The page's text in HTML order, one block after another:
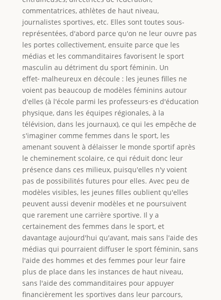
commentatrices, athlètes de haut niveau,
journalistes sportives, etc. Elles sont toutes sous-
représentées, d'abord parce qu'on ne leur ouvre pas
les portes collectivement, ensuite parce que les
médias et les commanditaires favorisent le sport
masculin au détriment du sport féminin. Un
effet malheureux en découle : les jeunes filles ne
voient pas beaucoup de modèles féminins autour
d'elles (à l'école parmi les professeurs·es d'éducation
physique, dans les équipes régionales, à la
télévision, dans les journaux), ce qui les empêche de
s'imaginer comme femmes dans le sport, les
amenant souvent à délaisser le monde sportif après
le cheminement scolaire, ce qui réduit donc leur
présence dans ces milieux, puisqu'elles n'y voient
pas de possibilités futures pour elles. Avec peu de
modèles visibles, les jeunes filles oublient qu'elles
peuvent aussi devenir modèles et ne poursuivent
que rarement une carrière sportive. Il y a
certainement des femmes dans le sport, et
davantage aujourd'hui qu'avant, mais sans l'aide des
médias qui pourraient diffuser le sport féminin, sans
l'aide des hommes et des femmes pour leur faire
plus de place dans les instances de haut niveau,
sans l'aide des commanditaires pour appuyer
financièrement les sportives dans leur parcours,